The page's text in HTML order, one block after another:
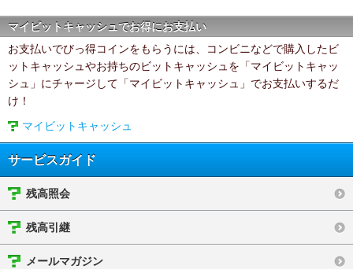
マイビットキャッシュでお得にお支払い
お支払いでびっ得コインをもらうには、コンビニなどで購入したビ
ットキャッシュやお持ちのビットキャッシュを「マイビットキャッ
シュ」にチャージして「マイビットキャッシュ」でお支払いするだ
け！
マイビットキャッシュ
サービスガイド
残高照会
残高引継
メールマガジン